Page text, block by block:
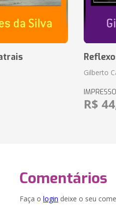
Gilberto
IMPRESSO
R$
Comentários
Faça o login deixe o seu